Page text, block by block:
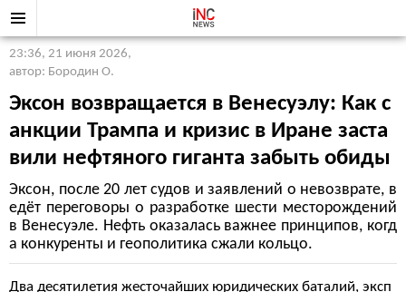
23:36, 21 июня 2026,
автор: Бородин О.
Эксон возвращается в Венесуэлу: Как с
анкции Трампа и кризис в Иране заста
вили нефтяного гиганта забыть обиды
Эксон, после 20 лет судов и заявлений о невозврате, в
едёт переговоры о разработке шести месторождений
в Венесуэле. Нефть оказалась важнее принципов, когд
а конкуренты и геополитика сжали кольцо.
Два десятилетия жесточайших юридических баталий, эксп